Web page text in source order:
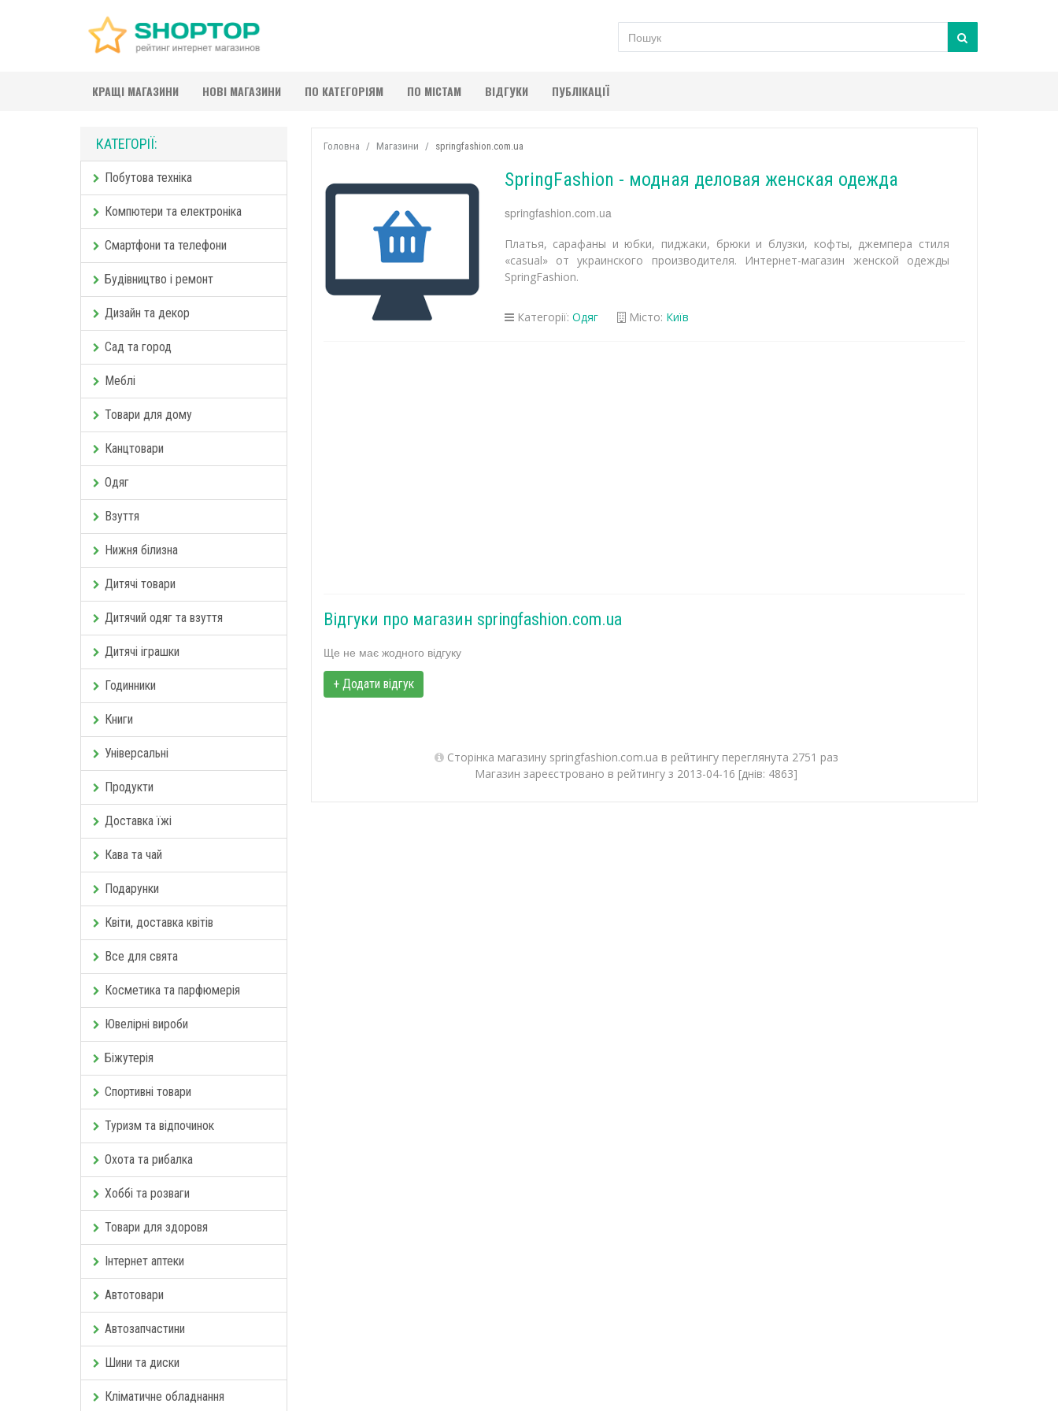
КРАЩІ МАГАЗИНИ НОВІ МАГАЗИНИ ПО КАТЕГОРІЯМ ПО МІСТАМ ВІДГУКИ ПУБЛІКАЦІЇ
КАТЕГОРІЇ:
Побутова техніка
Компютери та електроніка
Смартфони та телефони
Будівництво і ремонт
Дизайн та декор
Сад та город
Меблі
Товари для дому
Канцтовари
Одяг
Взуття
Нижня білизна
Дитячі товари
Дитячий одяг та взуття
Дитячі іграшки
Годинники
Книги
Універсальні
Продукти
Доставка їжі
Кава та чай
Подарунки
Квіти, доставка квітів
Все для свята
Косметика та парфюмерія
Ювелірні вироби
Біжутерія
Спортивні товари
Туризм та відпочинок
Охота та рибалка
Хоббі та розваги
Товари для здоровя
Інтернет аптеки
Автотовари
Автозапчастини
Шини та диски
Кліматичне обладнання
Головна Магазини springfashion.com.ua
SpringFashion - модная деловая женская одежда
springfashion.com.ua
Платья, сарафаны и юбки, пиджаки, брюки и блузки, кофты, джемпера стиля
«casual» от украинского производителя. Интернет-магазин женской одежды
SpringFashion.
Категорії: Одяг Місто: Київ
Відгуки про магазин springfashion.com.ua
Ще не має жодного відгуку
+ Додати відгук
Сторінка магазину springfashion.com.ua в рейтингу переглянута 2751 раз
Магазин зареєстровано в рейтингу з 2013-04-16 [днів: 4863]